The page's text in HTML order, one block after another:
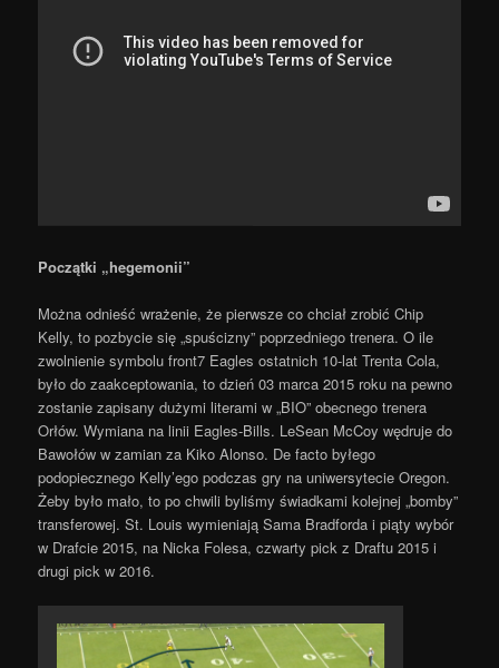
Początki „hegemonii”
Można odnieść wrażenie, że pierwsze co chciał zrobić Chip
Kelly, to pozbycie się „spuścizny” poprzedniego trenera. O ile
zwolnienie symbolu front7 Eagles ostatnich 10-lat Trenta Cola,
było do zaakceptowania, to dzień 03 marca 2015 roku na pewno
zostanie zapisany dużymi literami w „BIO” obecnego trenera
Orłów. Wymiana na linii Eagles-Bills. LeSean McCoy wędruje do
Bawołów w zamian za Kiko Alonso. De facto byłego
podopiecznego Kelly’ego podczas gry na uniwersytecie Oregon.
Żeby było mało, to po chwili byliśmy świadkami kolejnej „bomby”
transferowej. St. Louis wymieniają Sama Bradforda i piąty wybór
w Drafcie 2015, na Nicka Folesa, czwarty pick z Draftu 2015 i
drugi pick w 2016.